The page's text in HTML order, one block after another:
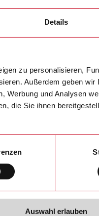
Details
zu personalisieren,
Außerdem geben
Werbung und Analysen
die Sie ihnen
Auswahl erlauben